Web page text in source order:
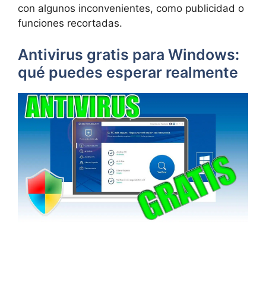
con algunos inconvenientes, como publicidad o
funciones recortadas.
Antivirus gratis para Windows:
qué puedes esperar realmente